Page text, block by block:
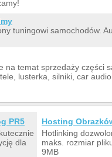
tuningowi samochodów.
na temat sprzedaży części
lusterka, silniki, car
PR5
dla
Hosting
Hotlinking
maks. rozmiar
9MB